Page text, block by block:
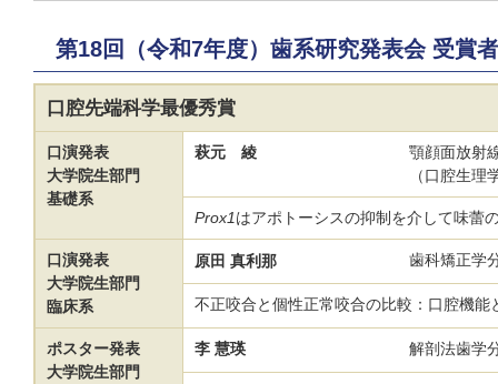
第18回（令和7年度）歯系研究発表会 受賞者
口腔先端科学最優秀賞
口演発表
大学院生部門
基礎系
萩元 綾
顎顔面放
（口腔生理
Prox1はアポトーシスの抑制を介して味蕾
口演発表
大学院生部門
臨床系
原田 真利那 歯科矯正学
不正咬合と個性正常咬合の比較：口腔機能
ポスター発表
大学院生部門
李 慧瑛 解剖法歯学